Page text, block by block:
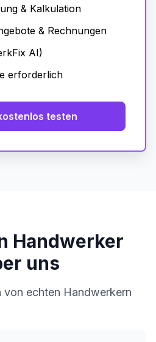
& Kalkulation
& Rechnungen
AI)
erforderlich
testen
Handwerker
uns
von echten Handwerkern